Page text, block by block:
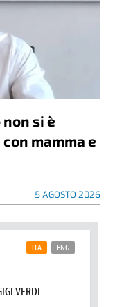
si è
mamma e
5 AGOSTO 2026